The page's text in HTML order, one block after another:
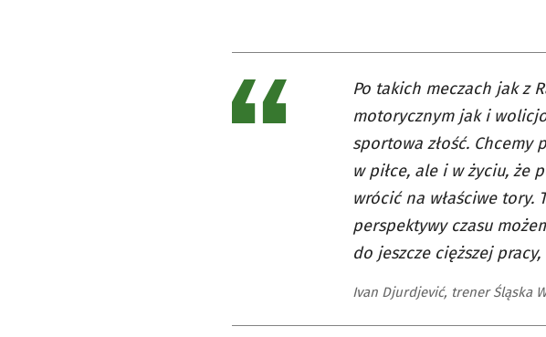
Po takich meczach jak z
motorycznym jak i
sportowa złość. Chcemy
w piłce, ale i w życiu, że
wrócić na właściwe tory.
perspektywy czasu
do jeszcze cięższej
Ivan Djurdjević, trener Śląska